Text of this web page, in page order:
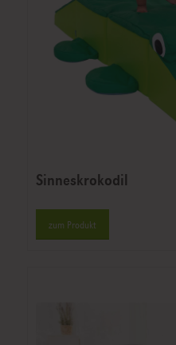
Sinneskrokodil
zum Produkt